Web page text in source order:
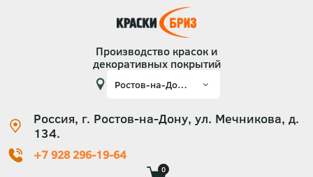
Производство красок и
декоративных покрытий
Россия, г. Ростов-на-Дону, ул. Мечникова, д.
134.
+7 928 296-19-64
0